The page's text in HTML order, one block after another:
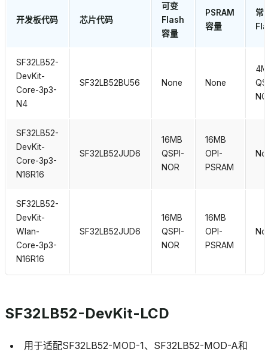
开发板代码 芯片代码
可变
Flash
容量
PSRAM
容量
常
SF32LB52-
DevKit-
Core-3p3-
N4
SF32LB52BU56 None None
SF32LB52-
DevKit-
Core-3p3-
N16R16
SF32LB52JUD6
16MB
QSPI-
NOR
16MB
OPI-
PSRAM
SF32LB52-
DevKit-
Wlan-
Core-3p3-
N16R16
SF32LB52JUD6
16MB
QSPI-
NOR
16MB
OPI-
PSRAM
SF32LB52-DevKit-LCD
用于适配SF32LB52-MOD-1、SF32LB52-MOD-A和